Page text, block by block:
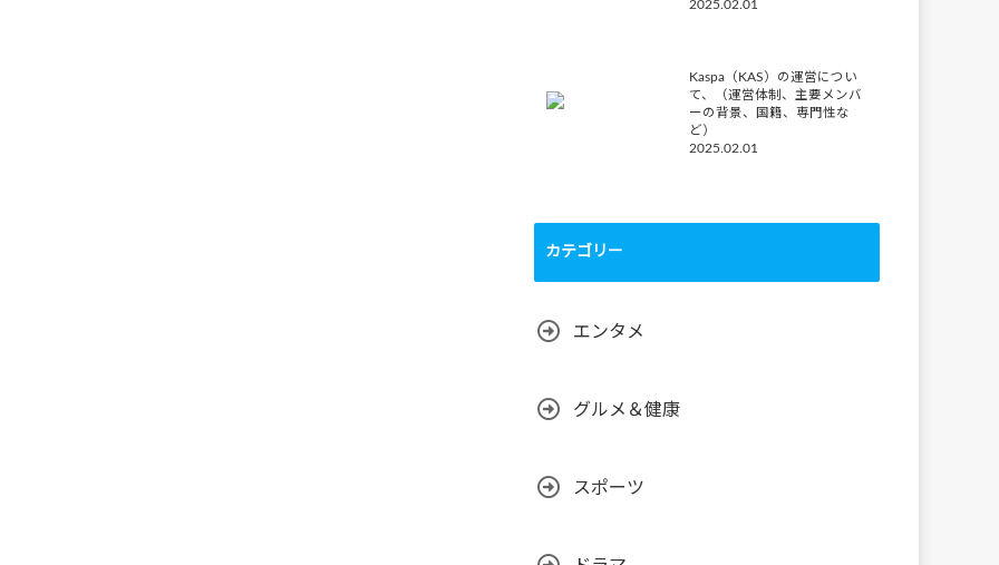
2025.02.01
Kaspa（KAS）の運営につい
て、（運営体制、主要メンバ
ーの背景、国籍、専門性な
ど）
2025.02.01
カテゴリー
エンタメ
グルメ＆健康
スポーツ